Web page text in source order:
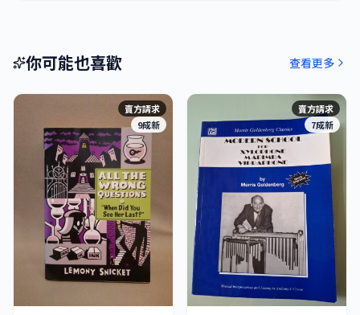
你可能也喜歡 查看更多
賣方請求
9成新
賣方請求
7成新